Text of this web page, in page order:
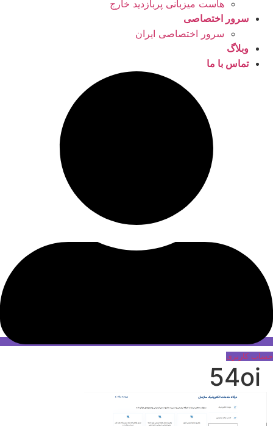
هاست میزبانی پربازدید خارج
سرور اختصاصی
سرور اختصاصی ایران
وبلاگ
تماس با ما
حساب کاربری
54oi